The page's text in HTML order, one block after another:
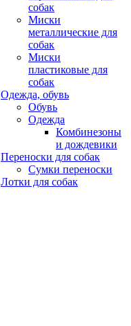
собак
Миски
металлические для
собак
Миски
пластиковые для
собак
Одежда, обувь
Обувь
Одежда
Комбинезоны
и дождевики
Переноски для собак
Сумки переноски
Лотки для собак